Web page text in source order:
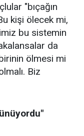
"bıçağın
kişi ölecek mi,
bu sistemin
da
ölmesi mi
Biz